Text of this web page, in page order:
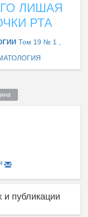
ЛИШАЯ
РТА
Том 19 № 1 ,
4
публикации